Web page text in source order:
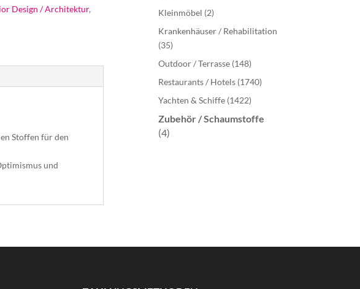
Design / Architektur,
Stoffen für den
und
Kleinmöbel (2)
Krankenhäuser / Rehabilitation
(35)
Outdoor / Terrasse (148)
Restaurants / Hotels (1740)
Yachten & Schiffe (1422)
Zubehör / Schaumstoffe
(4)